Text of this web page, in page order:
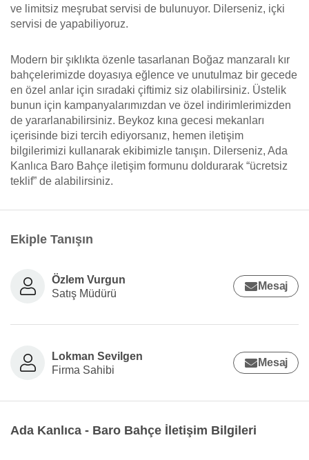
ve limitsiz meşrubat servisi de bulunuyor. Dilerseniz, içki
servisi de yapabiliyoruz.
Modern bir şıklıkta özenle tasarlanan Boğaz manzaralı kır
bahçelerimizde doyasıya eğlence ve unutulmaz bir gecede
en özel anlar için sıradaki çiftimiz siz olabilirsiniz. Üstelik
bunun için kampanyalarımızdan ve özel indirimlerimizden
de yararlanabilirsiniz. Beykoz kına gecesi mekanları
içerisinde bizi tercih ediyorsanız, hemen iletişim
bilgilerimizi kullanarak ekibimizle tanışın. Dilerseniz, Ada
Kanlıca Baro Bahçe iletişim formunu doldurarak “ücretsiz
teklif” de alabilirsiniz.
Ekiple Tanışın
Özlem Vurgun
Satış Müdürü
Mesaj
Lokman Sevilgen
Firma Sahibi
Mesaj
Ada Kanlıca - Baro Bahçe İletişim Bilgileri